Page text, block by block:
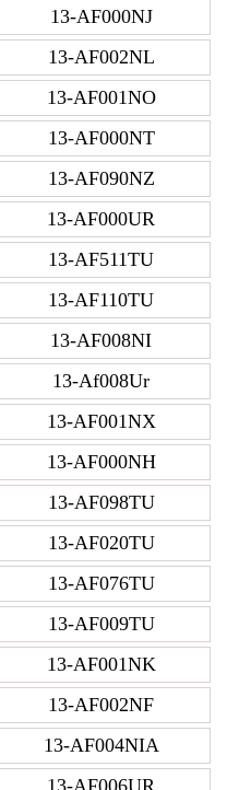
13-AF000NJ
13-AF002NL
13-AF001NO
13-AF000NT
13-AF090NZ
13-AF000UR
13-AF511TU
13-AF110TU
13-AF008NI
13-Af008Ur
13-AF001NX
13-AF000NH
13-AF098TU
13-AF020TU
13-AF076TU
13-AF009TU
13-AF001NK
13-AF002NF
13-AF004NIA
13-AF006UR